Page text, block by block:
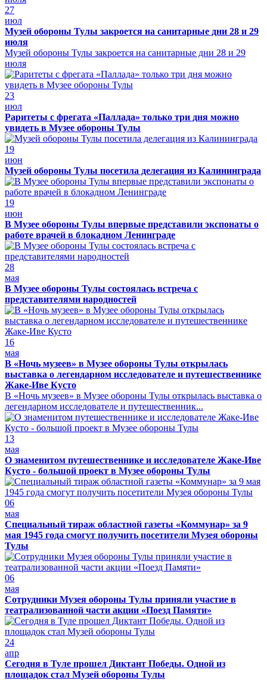
27
июл
Музей обороны Тулы закроется на санитарные дни 28 и 29
июля
Музей обороны Тулы закроется на санитарные дни 28 и 29
июля
23
июл
Раритеты с фрегата «Паллада» только три дня можно
увидеть в Музее обороны Тулы
19
июн
Музей обороны Тулы посетила делегация из Калининграда
19
июн
В Музее обороны Тулы впервые представили экспонаты о
работе врачей в блокадном Ленинграде
28
мая
В Музее обороны Тулы состоялась встреча с
представителями народностей
16
мая
В «Ночь музеев» в Музее обороны Тулы открылась
выставка о легендарном исследователе и путешественнике
Жаке-Иве Кусто
В «Ночь музеев» в Музее обороны Тулы открылась выставка о
легендарном исследователе и путешественник...
13
мая
О знаменитом путешественнике и исследователе Жаке-Иве
Кусто - большой проект в Музее обороны Тулы
06
мая
Специальный тираж областной газеты «Коммунар» за 9
мая 1945 года смогут получить посетители Музея обороны
Тулы
06
мая
Сотрудники Музея обороны Тулы приняли участие в
театрализованной части акции «Поезд Памяти»
24
апр
Сегодня в Туле прошел Диктант Победы. Одной из
площадок стал Музей обороны Тулы